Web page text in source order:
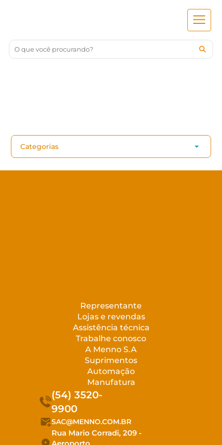
Categorias
Representante
Lojas e revendas
Assistência técnica
Trabalhe conosco
A Menno S.A
Suprimentos
Automação
Manufatura
(54) 3520-
9900
SAC@MENNO.COM.BR
Rua Mario Corradi, 209 -